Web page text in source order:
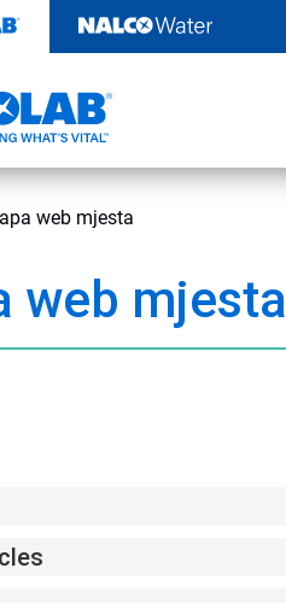
web mjesta
web mjesta